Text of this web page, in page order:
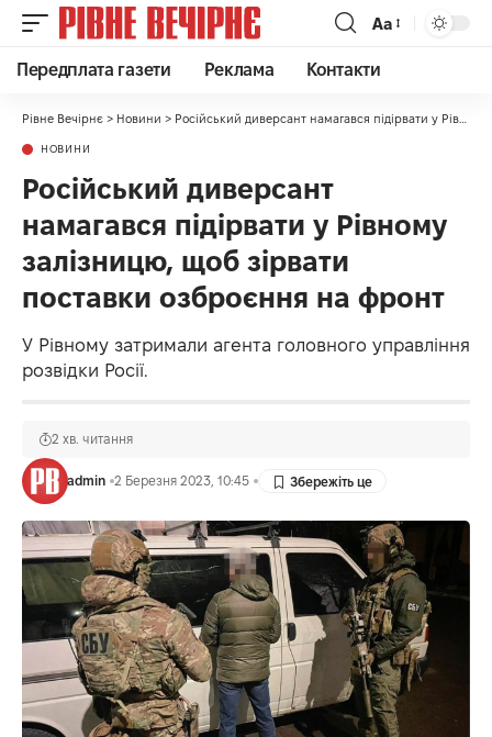
Аа
Передплата газети Реклама Контакти
Рівне Вечірнє > Новини > Російський диверсант намагався підірвати у Рівному залізницю, щоб зірвати поставки озброєння на фронт
НОВИНИ
Російський диверсант
намагався підірвати у Рівному
залізницю, щоб зірвати
поставки озброєння на фронт
У Рівному затримали агента головного управління
розвідки Росії.
admin 2 Березня 2023, 10:45
2 хв. читання